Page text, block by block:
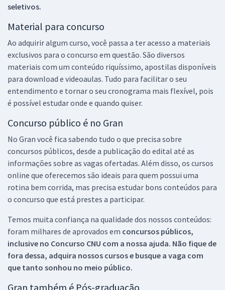
seletivos.
Material para concurso
Ao adquirir algum curso, você passa a ter acesso a materiais
exclusivos para o concurso em questão. São diversos
materiais com um conteúdo riquíssimo, apostilas disponíveis
para download e videoaulas. Tudo para facilitar o seu
entendimento e tornar o seu cronograma mais flexível, pois
é possível estudar onde e quando quiser.
Concurso público é no Gran
No Gran você fica sabendo tudo o que precisa sobre
concursos públicos, desde a publicação do edital até as
informações sobre as vagas ofertadas. Além disso, os cursos
online que oferecemos são ideais para quem possui uma
rotina bem corrida, mas precisa estudar bons conteúdos para
o concurso que está prestes a participar.
Temos muita confiança na qualidade dos nossos conteúdos:
foram milhares de aprovados em concursos públicos,
inclusive no Concurso CNU com a nossa ajuda. Não fique de
fora dessa, adquira nossos cursos e busque a vaga com
que tanto sonhou no meio público.
Gran também é Pós-graduação